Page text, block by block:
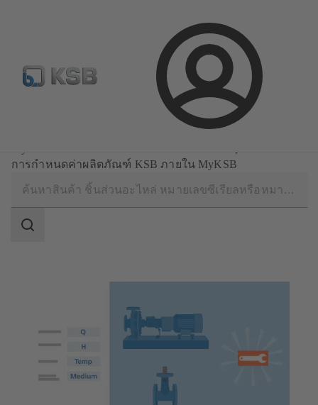
ล็อกอิน
จดหมายข่าวเคเอสบี กำหนดค่าผลิตภัณฑ์
การกำหนดค่าผลิตภัณฑ์ KSB ภายใน MyKSB
การ
ขอบเขต